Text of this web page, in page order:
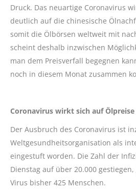
Druck. Das neuartige Coronavirus
deutlich auf die chinesische
somit die Ölbörsen weltweit mit
scheint deshalb inzwischen
man dem Preisverfall begegnen
noch in diesem Monat zusammen
Coronavirus wirkt sich auf Ölpreise
Der Ausbruch des Coronavirus ist
Weltgesundheitsorganisation als
eingestuft worden. Die Zahl der
Dienstag auf über 20.000
Virus bisher 425 Menschen.